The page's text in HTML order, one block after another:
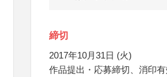
締切
2017年10月31日 (火)
作品提出・応募締切、消印有